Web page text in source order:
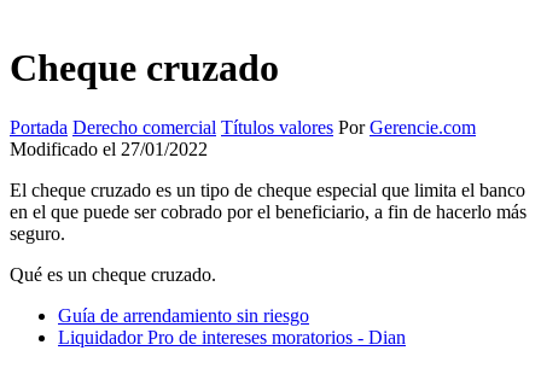
Cheque cruzado
Portada Derecho comercial Títulos valores PorGerencie.com
Modificado el 27/01/2022
El cheque cruzado es un tipo de cheque especial que limita el banco
en el que puede ser cobrado por el beneficiario, a fin de hacerlo más
seguro.
Qué es un cheque cruzado.
Guía de arrendamiento sin riesgo
Liquidador Pro de intereses moratorios - Dian